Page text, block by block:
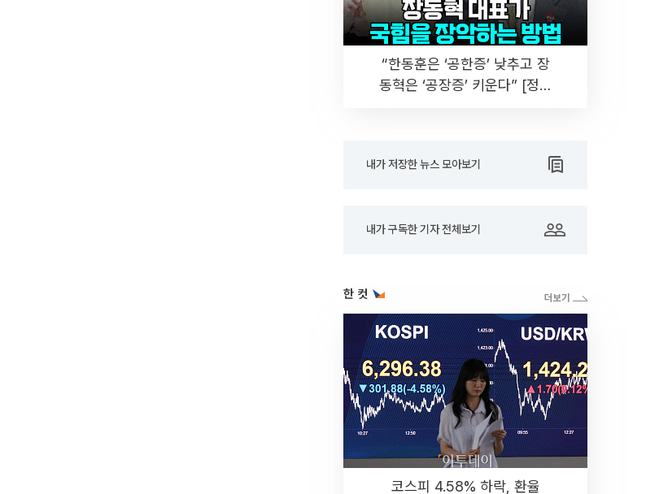
“한동훈은 ‘공한증’ 낮추고 장
동혁은 ‘공장증’ 키운다” [정치
내가 저장한 뉴스 모아보기
내가 구독한 기자 전체보기
한 컷
코스피 4.58% 하락, 환율